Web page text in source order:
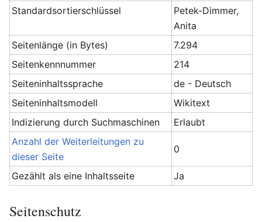
Standardsortierschlüssel
Petek-Dimmer,
Anita
Seitenlänge (in Bytes)
7.294
Seitenkennnummer
214
Seiteninhaltssprache
de - Deutsch
Seiteninhaltsmodell
Wikitext
Indizierung durch Suchmaschinen
Erlaubt
Anzahl der Weiterleitungen zu
dieser Seite
0
Gezählt als eine Inhaltsseite Ja
Seitenschutz